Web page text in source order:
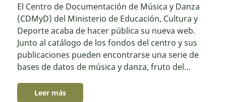
El Centro de Documentación de Música y Danza
(CDMyD) del Ministerio de Educación, Cultura y
Deporte acaba de hacer pública su nueva web.
Junto al catálogo de los fondos del centro y sus
publicaciones pueden encontrarse una serie de
bases de datos de música y danza, fruto del…
Leer más